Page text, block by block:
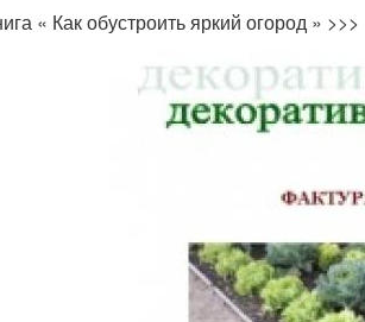
« Как обустроить яркий огород » >>>